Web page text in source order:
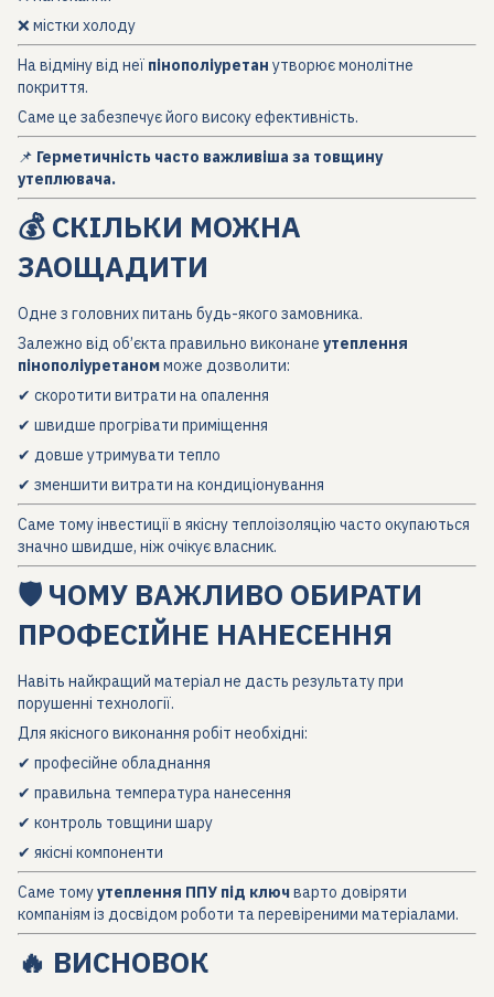
❌ містки холоду
На відміну від неї пінополіуретан утворює монолітне
покриття.
Саме це забезпечує його високу ефективність.
📌 Герметичність часто важливіша за товщину
утеплювача.
💰 СКІЛЬКИ МОЖНА
ЗАОЩАДИТИ
Одне з головних питань будь-якого замовника.
Залежно від об’єкта правильно виконане утеплення
пінополіуретаномможе дозволити:
✔ скоротити витрати на опалення
✔ швидше прогрівати приміщення
✔ довше утримувати тепло
✔ зменшити витрати на кондиціонування
Саме тому інвестиції в якісну теплоізоляцію часто окупаються
значно швидше, ніж очікує власник.
🛡️ ЧОМУ ВАЖЛИВО ОБИРАТИ
ПРОФЕСІЙНЕ НАНЕСЕННЯ
Навіть найкращий матеріал не дасть результату при
порушенні технології.
Для якісного виконання робіт необхідні:
✔ професійне обладнання
✔ правильна температура нанесення
✔ контроль товщини шару
✔ якісні компоненти
Саме томуутеплення ППУ під ключварто довіряти
компаніям із досвідом роботи та перевіреними матеріалами.
🔥 ВИСНОВОК